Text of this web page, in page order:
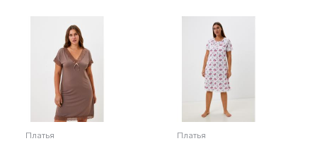
Платья Платья